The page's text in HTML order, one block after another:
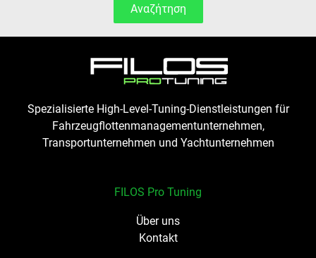
Αναζήτηση
Spezialisierte High-Level-Tuning-Dienstleistungen für
Fahrzeugflottenmanagementunternehmen,
Transportunternehmen und Yachtunternehmen
FILOS Pro Tuning
Über uns
Kontakt